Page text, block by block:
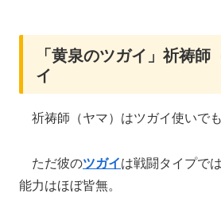
「黄泉のツガイ」祈祷師
イ
祈祷師（ヤマ）はツガイ使いでも
ただ彼のツガイは戦闘タイプで
能力はほぼ皆無。